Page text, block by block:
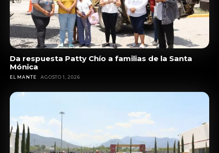
Da respuesta Patty Chío a familias de la Santa
Mónica
EL MANTE AGOSTO 1, 2026